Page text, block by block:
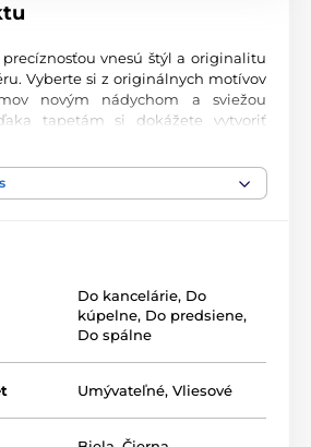
precíznosťou vnesú štýl a originalitu
Vyberte si z originálnych motívov
novým nádychom a sviežou
tapetám si dokážete vytvoriť
sa na kvalitný vlies s jemným
výbornou odolnosťou a
a typy tapiet (v cm – šírka x
Do kancelárie, Do
kúpelne, Do predsiene,
Do spálne
Umývateľné, Vliesové